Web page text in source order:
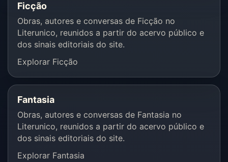
Ficção
Obras, autores e conversas de Ficção no
Literunico, reunidos a partir do acervo público e
dos sinais editoriais do site.
Explorar Ficção
Fantasia
Obras, autores e conversas de Fantasia no
Literunico, reunidos a partir do acervo público e
dos sinais editoriais do site.
Explorar Fantasia